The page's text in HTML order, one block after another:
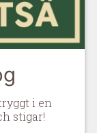
i en
stigar!